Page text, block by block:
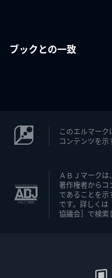
ブックとの一致
このエルマー
コンテンツを
ＡＢＪマークは
著作権者からコ
であることを示
です。詳しくは
協議会］で検索